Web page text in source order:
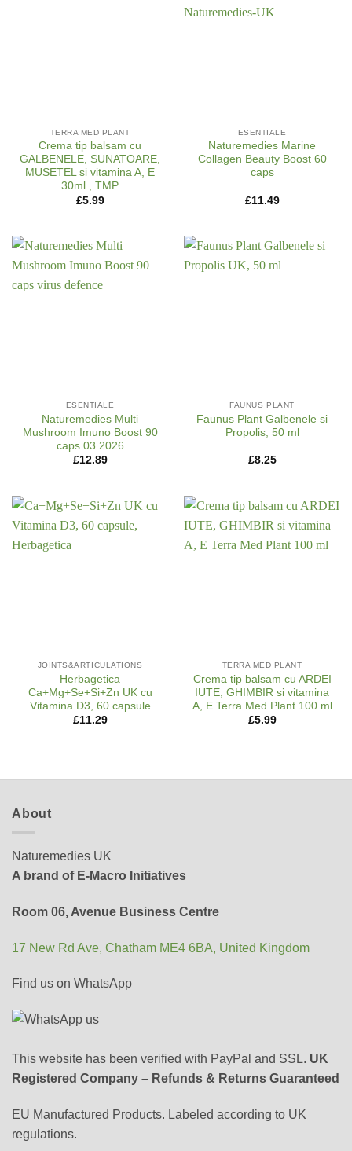
TERRA MED PLANT
Crema tip balsam cu
GALBENELE, SUNATOARE,
MUSETEL si vitamina A, E
30ml , TMP
£5.99
ESENTIALE
Naturemedies Marine
Collagen Beauty Boost 60
caps
£11.49
ESENTIALE
Naturemedies Multi
Mushroom Imuno Boost 90
caps 03.2026
£12.89
FAUNUS PLANT
Faunus Plant Galbenele si
Propolis, 50 ml
£8.25
JOINTS&ARTICULATIONS
Herbagetica
Ca+Mg+Se+Si+Zn UK cu
Vitamina D3, 60 capsule
£11.29
TERRA MED PLANT
Crema tip balsam cu ARDEI
IUTE, GHIMBIR si vitamina
A, E Terra Med Plant 100 ml
£5.99
About
Naturemedies UK
A brand of E-Macro Initiatives
Room 06, Avenue Business Centre
17 New Rd Ave, Chatham ME4 6BA, United Kingdom
Find us on WhatsApp
This website has been verified with PayPal and SSL. UK
Registered Company – Refunds & Returns Guaranteed
EU Manufactured Products. Labeled according to UK
regulations.